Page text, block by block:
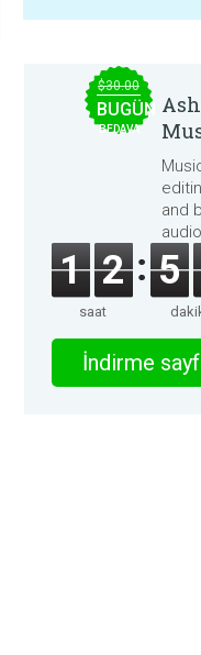
$30.00
BUGÜN
BEDAVA
and
1 2
saat
5
İndirme